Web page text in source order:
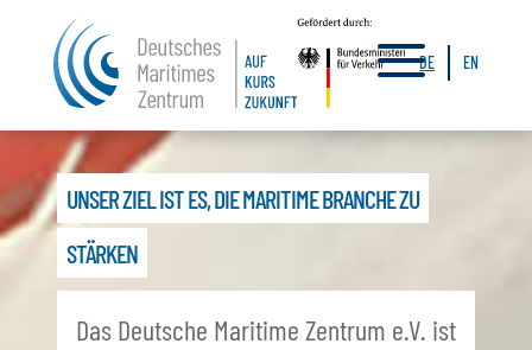
a
DE EN
UNSER ZIEL IST ES, DIE MARITIME BRANCHE ZU
STÄRKEN
Das Deutsche Maritime Zentrum e.V. ist